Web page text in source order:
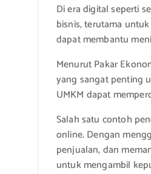
Di era digital seperti
bisnis, terutama
dapat membantu
Menurut Pakar
yang sangat penting
UMKM dapat
Salah satu contoh
online. Dengan
penjualan, dan
untuk mengambil